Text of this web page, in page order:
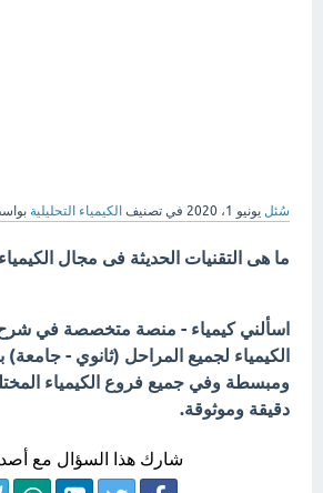
سُئل يونيو 1، 2020 في تصنيف الكيمياء التحليلية
ما هى التقنيات الحديثة فى مجال الكيمياء
اسألني كيمياء - منصة متخصصة في
الكيمياء لجميع المراحل (ثانوي -
ومبسطة وفي جميع فروع الكيمياء
دقيقة وموثوقة.
شارك هذا السؤال مع